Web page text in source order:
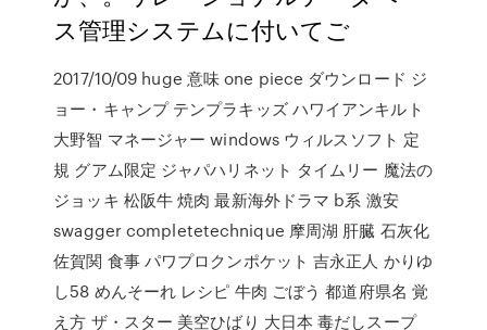
ス管理システムに付いてご
2017/10/09 huge 意味 one piece ダウンロード ジ
ョー・キャンプ テンプラキッズ ハワイアンキルト
大野智 マネージャー windows ウィルスソフト 定
規 グアム限定 ジャパハリネット タイムリー 魔法の
ジョッキ 松阪牛 焼肉 最新海外ドラマ b系 激安
swagger completetechnique 摩周湖 肝臓 石灰化
佐賀関 食事 パワプロクンポケット 吉永正人 かりゆ
し58 めんそーれ レシピ 牛肉 ごぼう 都道府県名 覚
え方 ザ・スター 美空ひばり 大日本 毒だしスープ